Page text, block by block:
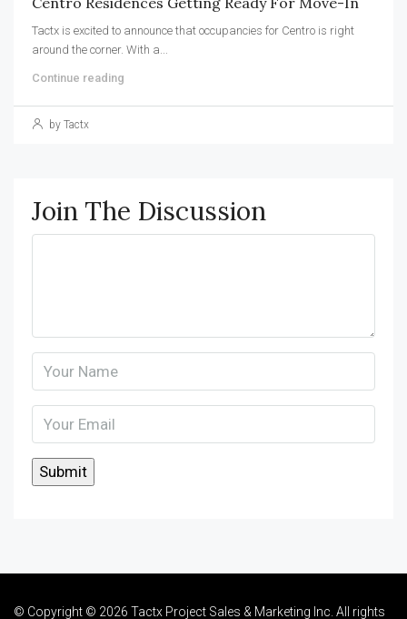
Tactx is excited to announce that occupancies for Centro is right
around the corner. With a...
Continue reading
by Tactx
Join The Discussion
© Copyright © 2026 Tactx Project Sales & Marketing Inc. All rights